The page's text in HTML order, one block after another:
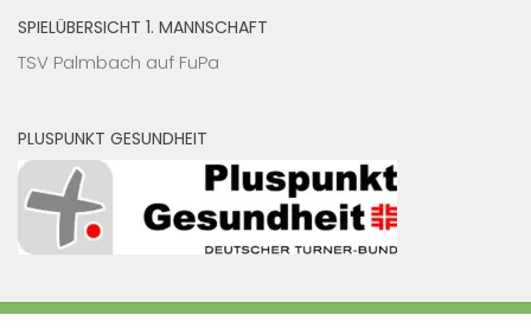
SPIELÜBERSICHT 1. MANNSCHAFT
TSV Palmbach auf FuPa
PLUSPUNKT GESUNDHEIT